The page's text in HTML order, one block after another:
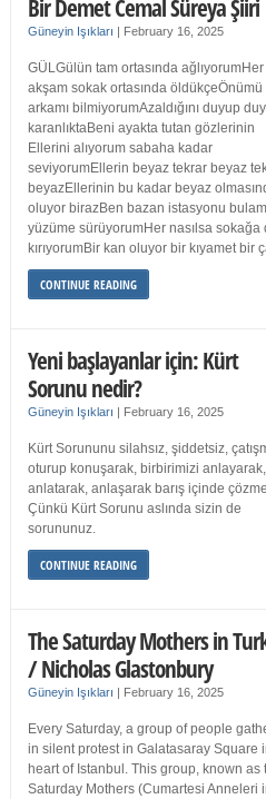
Bir Demet Cemal Süreya Şiiri
Güneyin Işıkları | February 16, 2025
GÜLGülün tam ortasında ağlıyorumHer
akşam sokak ortasında öldükçeÖnümü
arkamı bilmiyorumAzaldığını duyup
karanlıktaBeni ayakta tutan gözlerinin
Ellerini alıyorum sabaha kadar
seviyorumEllerin beyaz tekrar beyaz
beyazEllerinin bu kadar beyaz
oluyor birazBen bazan istasyonu
yüzüme sürüyorumHer nasılsa sokağa
kırıyorumBir kan oluyor bir kıyamet bir
CONTINUE READING
Yeni başlayanlar için: Kürt
Sorunu nedir?
Güneyin Işıkları | February 16, 2025
Kürt Sorununu silahsız, şiddetsiz,
oturup konuşarak, birbirimizi anlayarak,
anlatarak, anlaşarak barış içinde
Çünkü Kürt Sorunu aslında sizin de
sorununuz.
CONTINUE READING
The Saturday Mothers in
/ Nicholas Glastonbury
Güneyin Işıkları | February 16, 2025
Every Saturday, a group of people
in silent protest in Galatasaray Square
heart of Istanbul. This group, known as
Saturday Mothers (Cumartesi Anneleri